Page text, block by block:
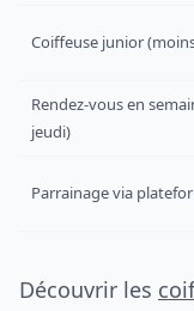
Coiffeuse junior
Rendez-vous en
jeudi)
Parrainage via
Découvrir les